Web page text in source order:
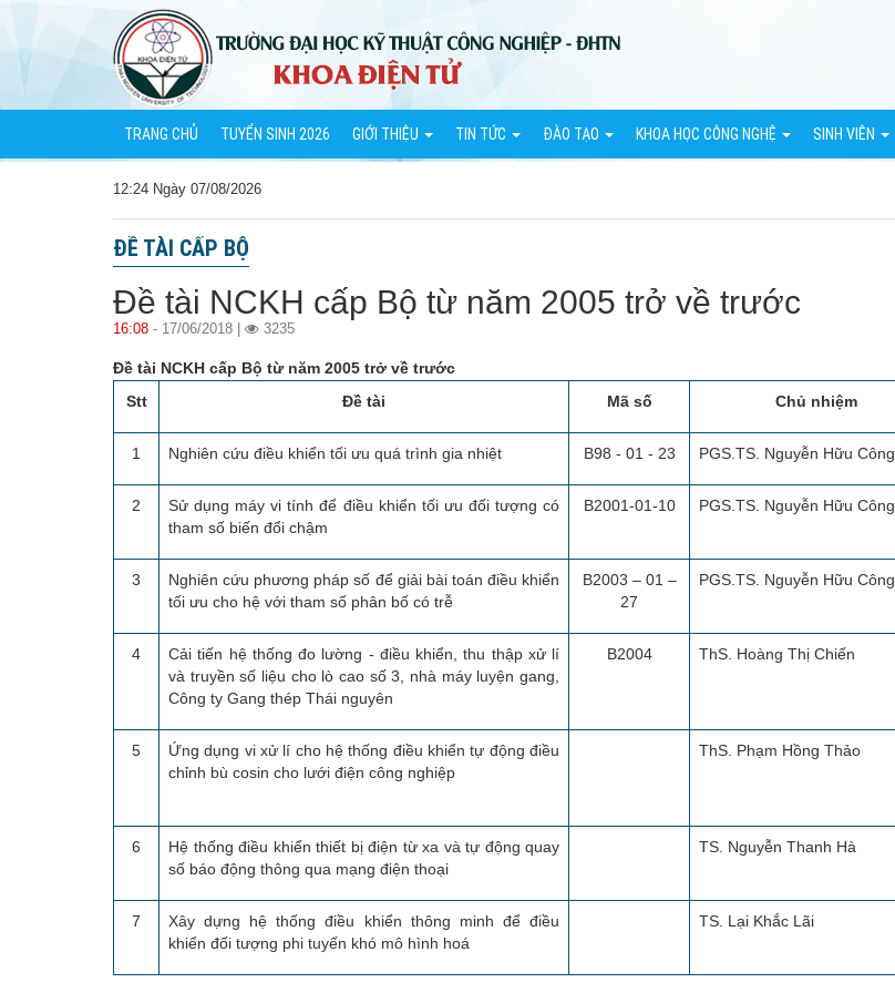
TRANG CHỦ TUYỂN SINH 2026 GIỚI THIỆU TIN TỨC ĐÀO TẠO KHOA HỌC CÔNG NGHỆ SINH VIÊN
12:24 Ngày 07/08/2026
ĐỀ TÀI CẤP BỘ
Đề tài NCKH cấp Bộ từ năm 2005 trở về trước
16:08 - 17/06/2018 | 3235
Đề tài NCKH cấp Bộ từ năm 2005 trở về trước
Stt
Đề tài Mã số Chủ nhiệm
1 Nghiên cứu điều khiển tối ưu quá trình gia nhiệt B98 - 01 - 23 PGS.TS. Nguyễn Hữu Công
2
Sử dụng máy vi tính để điều khiển tối ưu đối tượng có
tham số biến đổi chậm
B2001-01-10 PGS.TS. Nguyễn Hữu Công
3
Nghiên cứu phương pháp số để giải bài toán điều khiển
tối ưu cho hệ với tham số phân bố có trễ
B2003 – 01 –
27
PGS.TS. Nguyễn Hữu Công
4
Cải tiến hệ thống đo lường - điều khiển, thu thập xử lí
và truyền số liệu cho lò cao số 3, nhà máy luyện gang,
Công ty Gang thép Thái nguyên
B2004 ThS. Hoàng Thị Chiến
5
Ứng dụng vi xử lí cho hệ thống điều khiển tự động điều
chỉnh bù cosin cho lưới điện công nghiệp
ThS. Phạm Hồng Thảo
6
Hệ thống điều khiển thiết bị điện từ xa và tự động quay
số báo động thông qua mạng điện thoại
TS. Nguyễn Thanh Hà
7
Xây dựng hệ thống điều khiển thông minh để điều
khiển đối tượng phi tuyến khó mô hình hoá
TS. Lại Khắc Lãi